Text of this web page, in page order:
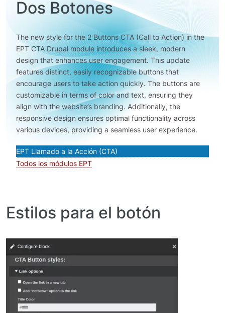
Dos Botones
The new style for the 2 Buttons CTA (Call to Action) in the
EPT CTA Drupal module introduces a sleek, modern
design that enhances user engagement. This update
features distinct, easily recognizable buttons that
encourage users to take action quickly. The buttons are
customizable in terms of color and text, ensuring they
align with the website’s branding. Additionally, the
responsive design ensures optimal functionality across
various devices, providing a seamless user experience.
EPT Llamado a la Acción (CTA)
Todos los módulos EPT
Estilos para el botón
Imagen